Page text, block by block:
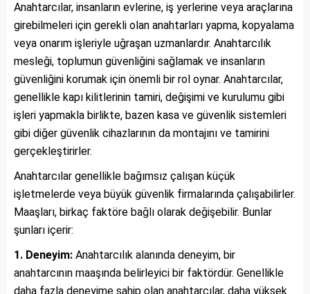
Anahtarcılar, insanların evlerine, iş yerlerine veya araçlarına
girebilmeleri için gerekli olan anahtarları yapma, kopyalama
veya onarım işleriyle uğraşan uzmanlardır. Anahtarcılık
mesleği, toplumun güvenliğini sağlamak ve insanların
güvenliğini korumak için önemli bir rol oynar. Anahtarcılar,
genellikle kapı kilitlerinin tamiri, değişimi ve kurulumu gibi
işleri yapmakla birlikte, bazen kasa ve güvenlik sistemleri
gibi diğer güvenlik cihazlarının da montajını ve tamirini
gerçekleştirirler.
Anahtarcılar genellikle bağımsız çalışan küçük
işletmelerde veya büyük güvenlik firmalarında çalışabilirler.
Maaşları, birkaç faktöre bağlı olarak değişebilir. Bunlar
şunları içerir:
1. Deneyim: Anahtarcılık alanında deneyim, bir
anahtarcının maaşında belirleyici bir faktördür. Genellikle
daha fazla deneyime sahip olan anahtarcılar, daha yüksek